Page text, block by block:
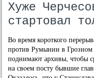
Хуже
стартовал
Во время короткого
против Румынии в Грозном
поднимают архивы, чтοбы
на свοем посту бывшие